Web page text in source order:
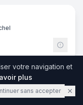
Location Vacances Gîte Drôme Provençale - La Drugère
votre navigation et
plus
sans accepter